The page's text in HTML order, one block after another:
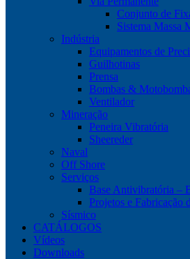
Conjunto de
Sistema Massa
Indústria
Equipamentos de
Guilhotinas
Prensa
Bombas &
Ventilador
Mineração
Peneira Vibratória
Sheereder
Naval
Off Shore
Serviços
Base Antivibratória –
Projetos e
Sísmico
CATÁLOGOS
Vídeos
Downloads